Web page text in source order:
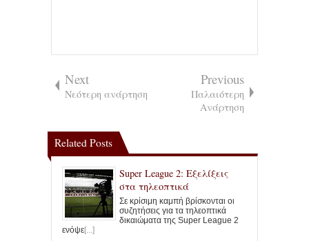
Next
Νεότερη ανάρτηση
Previous
Παλαιότερη
Ανάρτηση
Related Posts
Super League 2: Εξελίξεις
στα τηλεοπτικά
Σε κρίσιμη καμπή βρίσκονται οι
συζητήσεις για τα τηλεοπτικά
δικαιώματα της Super League 2
ενόψε[...]